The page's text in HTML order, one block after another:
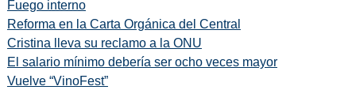
Fuego interno
Reforma en la Carta Orgánica del Central
Cristina lleva su reclamo a la ONU
El salario mínimo debería ser ocho veces mayor
Vuelve “VinoFest”